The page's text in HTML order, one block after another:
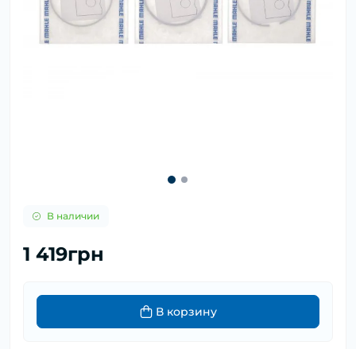
В наличии
1 419грн
В корзину